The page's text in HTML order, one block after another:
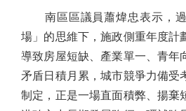
南區區議員蕭煒忠表示，過
場」的思維下，施政側重年度計
導致房屋短缺、產業單一、青年
矛盾日積月累，城市競爭力備受
制定，正是一場直面積弊、揚棄